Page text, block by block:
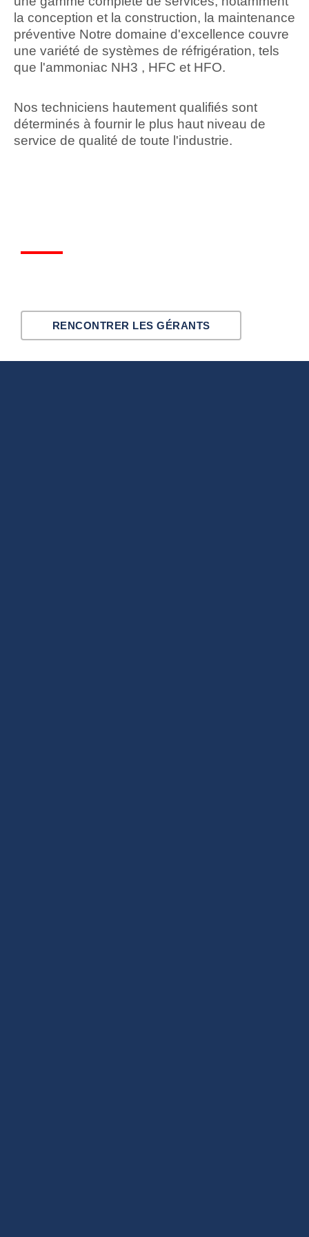
la conception et la construction, la maintenance
préventive Notre domaine d'excellence couvre
une variété de systèmes de réfrigération, tels
que l'ammoniac NH3 , HFC et HFO.
Nos techniciens hautement qualifiés sont
déterminés à fournir le plus haut niveau de
service de qualité de toute l'industrie.
RENCONTRER LES GÉRANTS